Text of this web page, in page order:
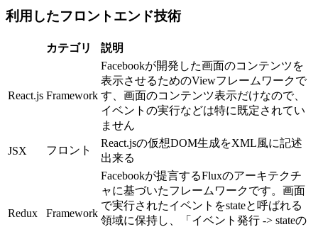
利用したフロントエンド技術
カテゴリ 説明
React.js Framework
Facebookが開発した画面のコンテンツを
表示させるためのViewフレームワークで
す、画面のコンテンツ表示だけなので、
イベントの実行などは特に既定されてい
ません
JSX フロント
React.jsの仮想DOM生成をXML風に記述
出来る
Redux Framework
Facebookが提言するFluxのアーキテクチ
ャに基づいたフレームワークです。画面
で実行されたイベントをstateと呼ばれる
領域に保持し、「イベント発行 -> stateの